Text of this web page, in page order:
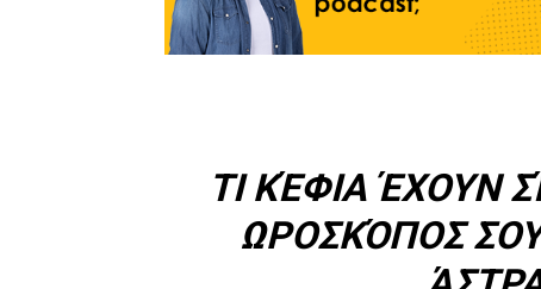
ΤΙ ΚΈΦΙΑ ΈΧΟΥΝ
ΩΡΟΣΚΌΠΟΣ